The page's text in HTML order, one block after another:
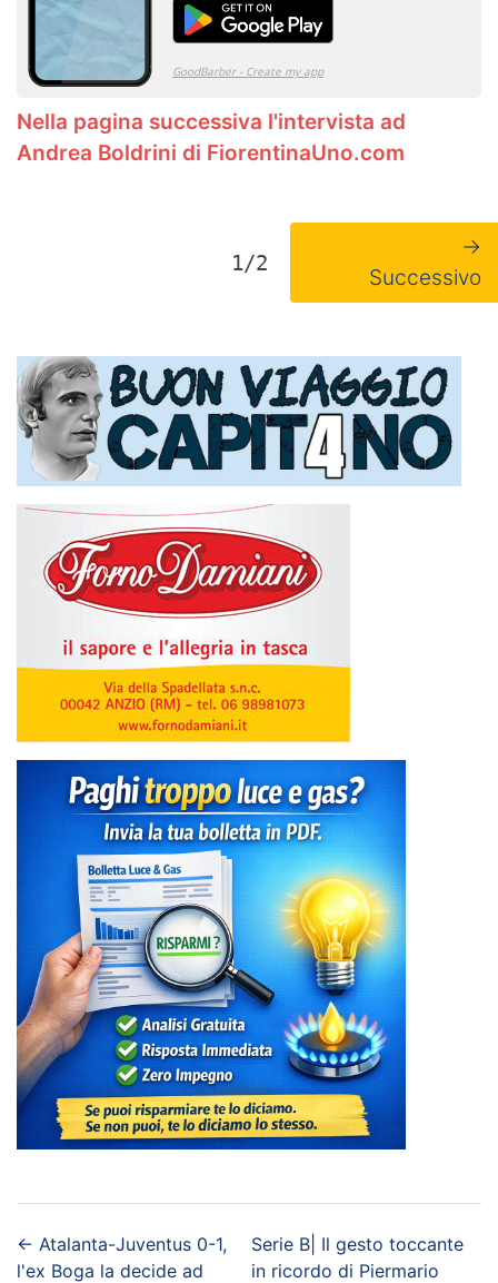
Nella pagina successiva l'intervista ad
Andrea Boldrini di FiorentinaUno.com
1/2
→
Successivo
← Atalanta-Juventus 0-1,
l'ex Boga la decide ad
Serie B| Il gesto toccante
in ricordo di Piermario